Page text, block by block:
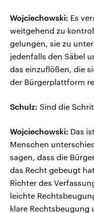
Wojciechowski: Es
weitgehend zu
gelungen, sie zu
jedenfalls den Säbel
das einzuflößen, die
der Bürgerplattform
Schulz: Sind die
Wojciechowski: Das
Menschen
sagen, dass die
das Recht gebeugt
Richter des
leichte
klare Rechtsbeugung